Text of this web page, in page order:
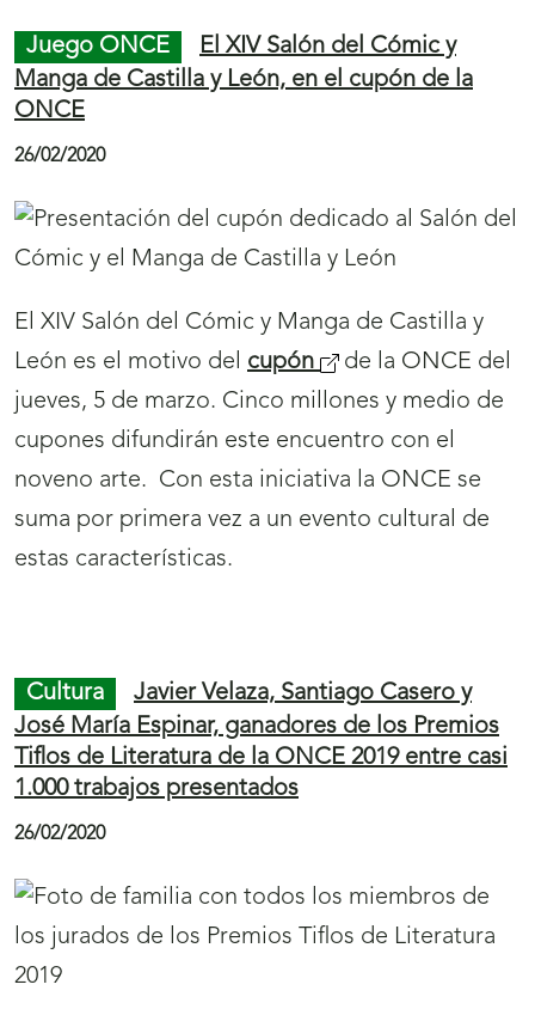
Juego ONCE
El XIV Salón del Cómic y
Manga de Castilla y León, en el cupón de la
ONCE
26/02/2020
El XIV Salón del Cómic y Manga de Castilla y
León es el motivo del cupón
de la ONCE del
jueves, 5 de marzo. Cinco millones y medio de
cupones difundirán este encuentro con el
noveno arte. Con esta iniciativa la ONCE se
suma por primera vez a un evento cultural de
estas características.
de
página
399
a
l
t
a
r
a
l
a
de
página
400
a
l
t
a
r
a
l
a
Cultura
Javier Velaza, Santiago Casero y
José María Espinar, ganadores de los Premios
Tiflos de Literatura de la ONCE 2019 entre casi
1.000 trabajos presentados
26/02/2020